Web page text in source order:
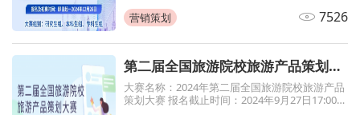
即可获得的电子证书 为继续贯彻落实党中央、国
务院关于促进
营销策划 7526
第二届全国旅游院校旅游产品策划大赛
大赛名称：2024年第二届全国旅游院校旅游产品
策划大赛 报名截止时间：2024年9月27日17:00